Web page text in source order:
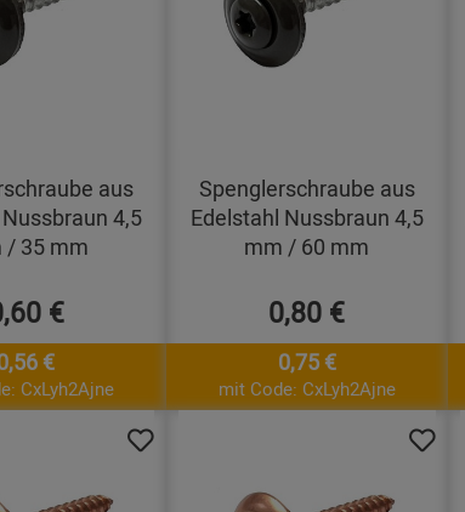
aus
4,5
/ 35 mm
€
€
CxLyh2Ajne
Spenglerschraube aus
Edelstahl Nussbraun 4,5
mm / 60 mm
0,80 €
0,75 €
mit Code: CxLyh2Ajne